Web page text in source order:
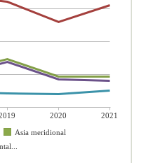
2020
2021
Asia meridional